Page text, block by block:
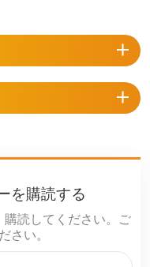
を購読する
読してください。ご
さい。